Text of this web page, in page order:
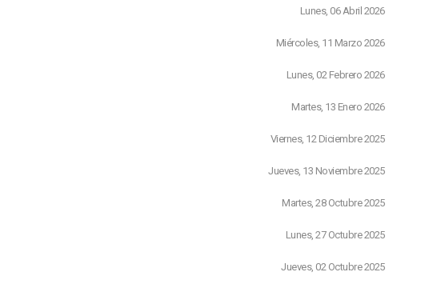
Lunes, 06 Abril 2026
Miércoles, 11 Marzo 2026
Lunes, 02 Febrero 2026
Martes, 13 Enero 2026
Viernes, 12 Diciembre 2025
Jueves, 13 Noviembre 2025
Martes, 28 Octubre 2025
Lunes, 27 Octubre 2025
Jueves, 02 Octubre 2025